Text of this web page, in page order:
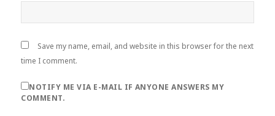
Save my name, email, and website in this browser for the next
time I comment.
NOTIFY ME VIA E-MAIL IF ANYONE ANSWERS MY
COMMENT.